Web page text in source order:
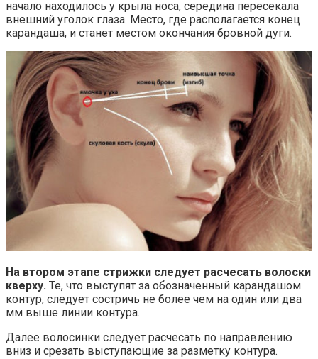
начало находилось у крыла носа, середина пересекала
внешний уголок глаза. Место, где располагается конец
карандаша, и станет местом окончания бровной дуги.
На втором этапе стрижки следует расчесать волоски
кверху. Те, что выступят за обозначенный карандашом
контур, следует состричь не более чем на один или два
мм выше линии контура.
Далее волосинки следует расчесать по направлению
вниз и срезать выступающие за разметку контура.